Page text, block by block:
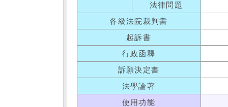
法律問題
各級法院裁判書
起訴書
行政函釋
訴願決定書
法學論著
使用功能